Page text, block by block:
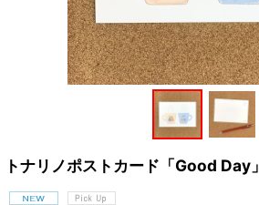
トナリノポストカード「Good Day」